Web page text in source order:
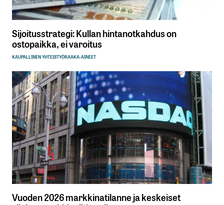
Sijoitusstrategi: Kullan hintanotkahdus on
ostopaikka, ei varoitus
KAUPALLINEN YHTEISTYÖRAAKA-AINEET
Vuoden 2026 markkinatilanne ja keskeiset